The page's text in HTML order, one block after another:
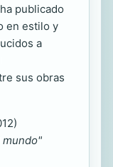
publicado
en estilo y
a
sus obras
mundo"